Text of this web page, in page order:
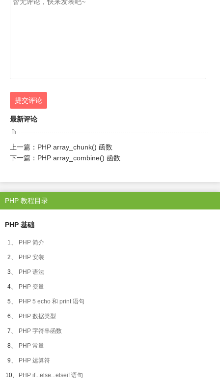
提交评论
最新评论
上一篇： PHP array_chunk() 函数
下一篇： PHP array_combine() 函数
PHP 教程目录
PHP 基础
1、 PHP 简介
2、 PHP 安装
3、 PHP 语法
4、 PHP 变量
5、 PHP 5 echo 和 print 语句
6、 PHP 数据类型
7、 PHP 字符串函数
8、 PHP 常量
9、 PHP 运算符
10、 PHP if...else...elseif 语句